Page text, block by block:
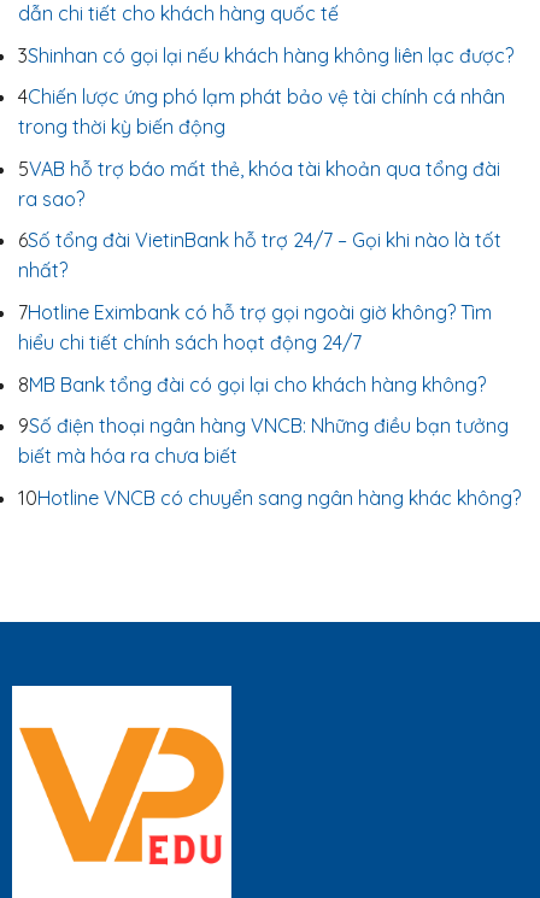
dẫn chi tiết cho khách hàng quốc tế
3Shinhan có gọi lại nếu khách hàng không liên lạc được?
4Chiến lược ứng phó lạm phát bảo vệ tài chính cá nhân
trong thời kỳ biến động
5VAB hỗ trợ báo mất thẻ, khóa tài khoản qua tổng đài
ra sao?
6Số tổng đài VietinBank hỗ trợ 24/7 – Gọi khi nào là tốt
nhất?
7Hotline Eximbank có hỗ trợ gọi ngoài giờ không? Tìm
hiểu chi tiết chính sách hoạt động 24/7
8MB Bank tổng đài có gọi lại cho khách hàng không?
9Số điện thoại ngân hàng VNCB: Những điều bạn tưởng
biết mà hóa ra chưa biết
10Hotline VNCB có chuyển sang ngân hàng khác không?